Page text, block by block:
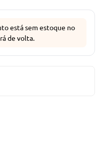
está sem estoque no
de volta.